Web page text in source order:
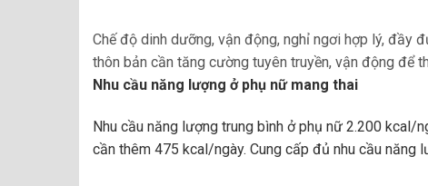
Chế độ dinh dưỡng, vận động, nghỉ ngơi hợp lý, đầy
thôn bản cần tăng cường tuyên truyền, vận động để
Nhu cầu năng lượng ở phụ nữ mang thai
Nhu cầu năng lượng trung bình ở phụ nữ 2.200 kcal/
cần thêm 475 kcal/ngày. Cung cấp đủ nhu cầu năng